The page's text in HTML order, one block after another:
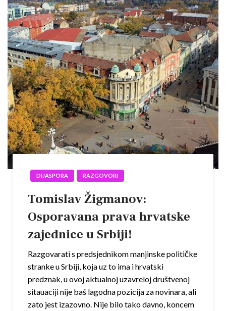
DIJASPORA RAZGOVORI
Tomislav Žigmanov:
Osporavana prava hrvatske
zajednice u Srbiji!
Razgovarati s predsjednikom manjinske političke
stranke u Srbiji, koja uz to ima i hrvatski
predznak, u ovoj aktualnoj uzavreloj društvenoj
sitauaciji nije baš lagodna pozicija za novinara, ali
zato jest izazovno. Nije bilo tako davno, koncem